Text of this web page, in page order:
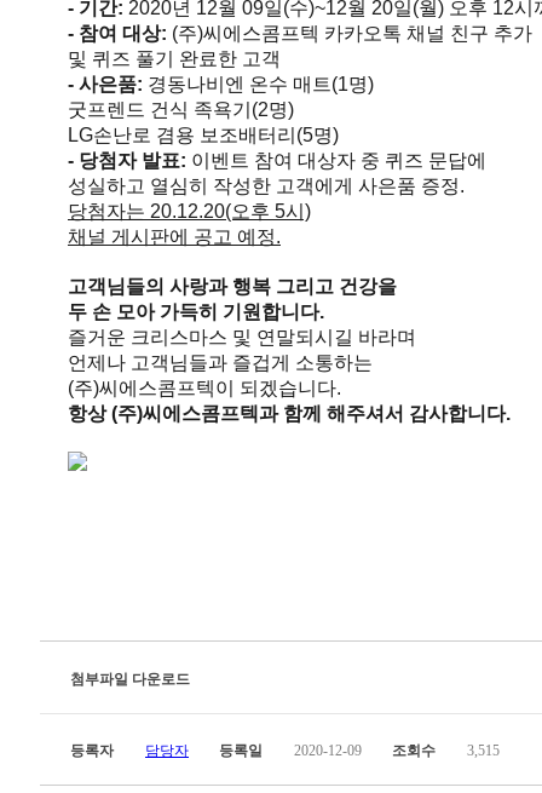
- 기간: 2020년 12월 09일(수)~12월 20일(월) 오후 12시
- 참여 대상: (주)씨에스콤프텍 카카오톡 채널 친구 추가
및 퀴즈 풀기 완료한 고객
- 사은품: 경동나비엔 온수 매트(1명)
굿프렌드 건식 족욕기(2명)
LG손난로 겸용 보조배터리(5명)
- 당첨자 발표: 이벤트 참여 대상자 중 퀴즈 문답에
성실하고 열심히 작성한 고객에게 사은품 증정.
당첨자는 20.12.20(오후 5시)
채널 게시판에 공고 예정.
고객님들의 사랑과 행복 그리고 건강을
두 손 모아 가득히 기원합니다.
즐거운 크리스마스 및 연말되시길 바라며
언제나 고객님들과 즐겁게 소통하는
(주)씨에스콤프텍이 되겠습니다.
항상 (주)씨에스콤프텍과 함께 해주셔서 감사합니다.
첨부파일 다운로드
등록자 담당자 등록일 2020-12-09 조회수 3,515